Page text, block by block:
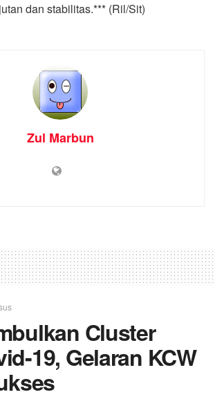
dan stabilitas.*** (Ril/Sit)
Zul Marbun
Cluster
19, Gelaran KCW